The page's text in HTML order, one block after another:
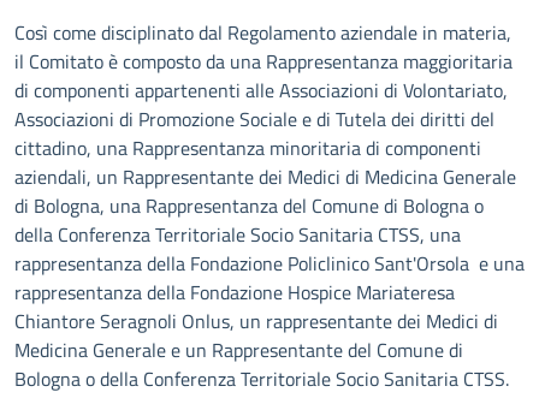
Così come disciplinato dal Regolamento aziendale in materia,
il Comitato è composto da una Rappresentanza maggioritaria
di componenti appartenenti alle Associazioni di Volontariato,
Associazioni di Promozione Sociale e di Tutela dei diritti del
cittadino, una Rappresentanza minoritaria di componenti
aziendali, un Rappresentante dei Medici di Medicina Generale
di Bologna, una Rappresentanza del Comune di Bologna o
della Conferenza Territoriale Socio Sanitaria CTSS, una
rappresentanza della Fondazione Policlinico Sant'Orsola e una
rappresentanza della Fondazione Hospice Mariateresa
Chiantore Seragnoli Onlus, un rappresentante dei Medici di
Medicina Generale e un Rappresentante del Comune di
Bologna o della Conferenza Territoriale Socio Sanitaria CTSS.